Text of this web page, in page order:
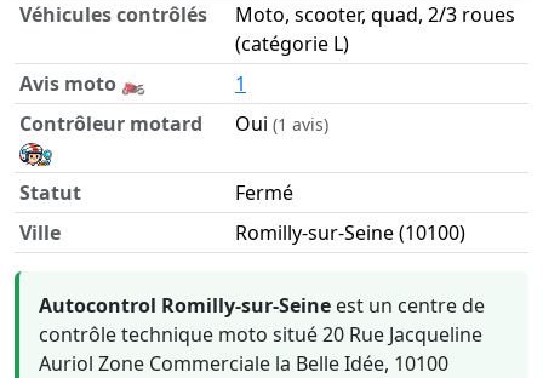
Informations clés sur Autocontrol Romilly-sur-Seine
Véhicules contrôlés
Moto, scooter, quad, 2/3 roues
(catégorie L)
Avis moto 🏍️
1
Contrôleur motard
Oui (1 avis)
Statut
Fermé
Ville
Romilly-sur-Seine (10100)
Autocontrol Romilly-sur-Seine est un centre de
contrôle technique moto situé 20 Rue Jacqueline
Auriol Zone Commerciale la Belle Idée, 10100